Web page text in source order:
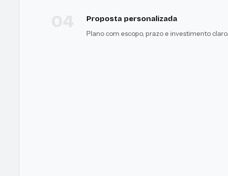
Proposta personalizada
Plano com escopo, prazo e investimento claro.